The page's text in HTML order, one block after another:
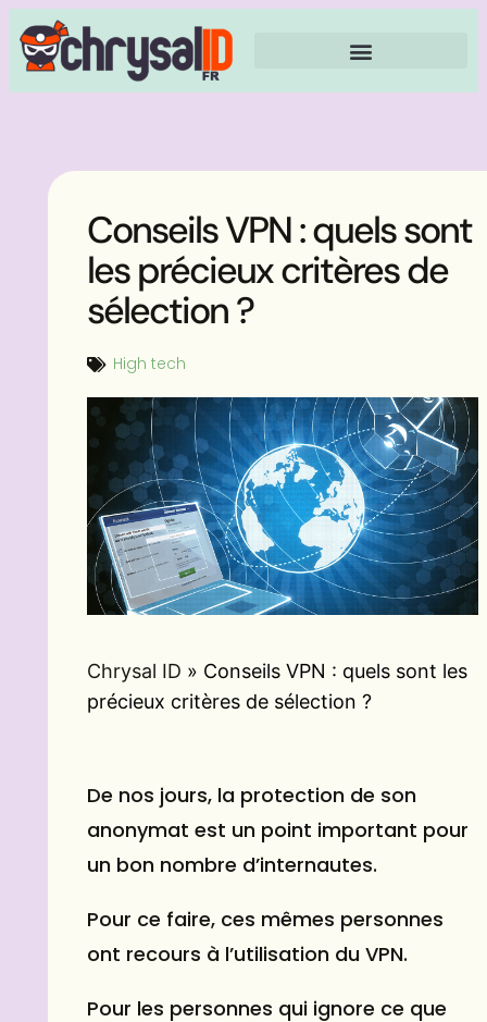
Conseils VPN : quels sont
les précieux critères de
sélection ?
High tech
Chrysal ID » Conseils VPN : quels sont les
précieux critères de sélection ?
De nos jours, la protection de son
anonymat est un point important pour
un bon nombre d’internautes.
Pour ce faire, ces mêmes personnes
ont recours à l’utilisation du VPN.
Pour les personnes qui ignore ce que